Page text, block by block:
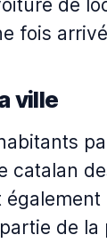
de
fois
ville
catalan
de la